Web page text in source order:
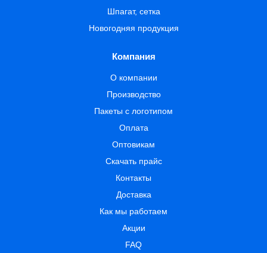
Шпагат, сетка
Новогодняя продукция
Компания
О компании
Производство
Пакеты с логотипом
Оплата
Оптовикам
Скачать прайс
Контакты
Доставка
Как мы работаем
Акции
FAQ